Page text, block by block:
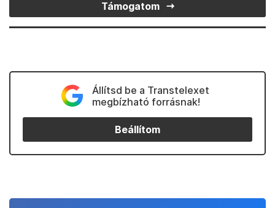
Támogatom
Állítsd be a Transtelexet
megbízható forrásnak!
Beállítom